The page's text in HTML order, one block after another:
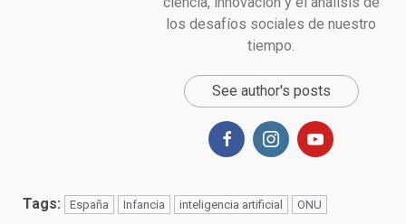
los desafíos sociales de nuestro
tiempo.
See author's posts
Tags: España Infancia inteligencia artificial ONU